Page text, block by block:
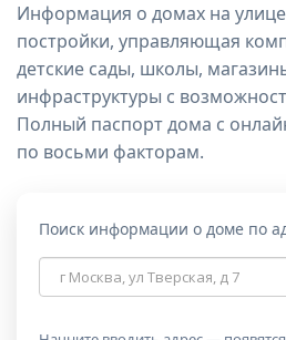
Информация о домах на
постройки, управляющая
детские сады, школы,
инфраструктуры с
Полный паспорт дома с
по восьми факторам.
Поиск информации о доме по
Адрес
дома